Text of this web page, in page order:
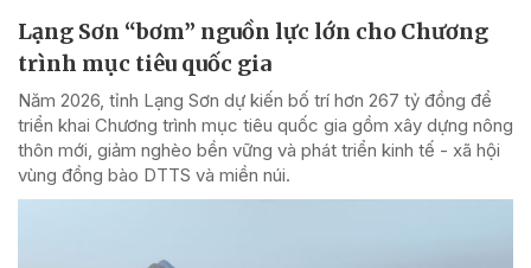
Lạng Sơn “bơm” nguồn lực lớn cho Chương
trình mục tiêu quốc gia
Năm 2026, tỉnh Lạng Sơn dự kiến bố trí hơn 267 tỷ đồng để
triển khai Chương trình mục tiêu quốc gia gồm xây dựng nông
thôn mới, giảm nghèo bền vững và phát triển kinh tế - xã hội
vùng đồng bào DTTS và miền núi.